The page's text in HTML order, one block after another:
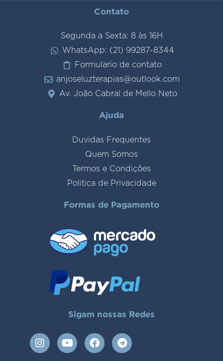
Contato
Segunda a Sexta: 8 às 16H
WhatsApp: (21) 99287-8344
Formulario de contato
anjoseluzterapias@outlook.com
Av. João Cabral de Mello Neto
Ajuda
Duvidas Frequentes
Quem Somos
Termos e Condições
Politica de Privacidade
Formas de Pagamento
Sigam nossas Redes
I
n
Y
o
F
a
T
e